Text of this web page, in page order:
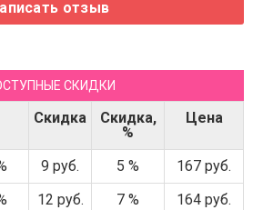
СКИДКИ
Скидка
Скидка,
%
Цена
9 руб. 5 %
167 руб.
12 руб. 7 %
164 руб.